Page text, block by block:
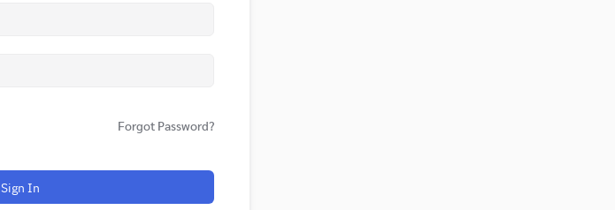
Forgot Password?
Sign In